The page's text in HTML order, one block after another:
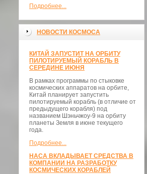
Подробнее...
НОВОСТИ КОСМОСА
КИТАЙ ЗАПУСТИТ НА ОРБИТУ
ПИЛОТИРУЕМЫЙ КОРАБЛЬ В
СЕРЕДИНЕ ИЮНЯ
В рамках программы по стыковке
космических аппаратов на орбите,
Китай планирует запустить
пилотируемый корабль (в отличие от
предыдущего корабля) под
названием Шэньчжоу-9 на орбиту
планеты Земля в июне текущего
года.
Подробнее...
НАСА ВКЛАДЫВАЕТ СРЕДСТВА В
КОМПАНИИ НА РАЗРАБОТКУ
КОСМИЧЕСКИХ КОРАБЛЕЙ